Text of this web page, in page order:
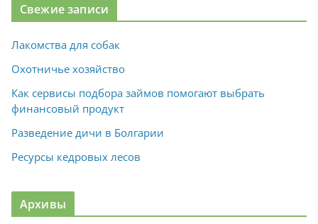
Свежие записи
Лакомства для собак
Охотничье хозяйство
Как сервисы подбора займов помогают выбрать
финансовый продукт
Разведение дичи в Болгарии
Ресурсы кедровых лесов
Архивы